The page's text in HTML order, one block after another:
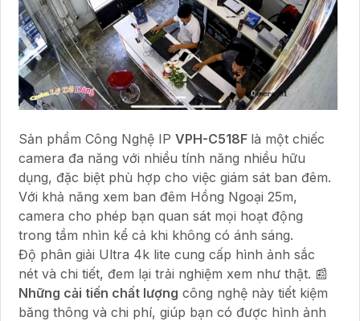
Sản phẩm Công Nghệ IP VPH-C518F là một chiếc
camera đa năng với nhiều tính năng nhiều hữu
dụng, đặc biệt phù hợp cho việc giám sát ban đêm.
Với khả năng xem ban đêm Hồng Ngoại 25m,
camera cho phép bạn quan sát mọi hoạt động
trong tầm nhìn kể cả khi không có ánh sáng.
Độ phân giải Ultra 4k lite cung cấp hình ảnh sắc
nét và chi tiết, đem lại trải nghiệm xem như thật. 📰
Những cải tiến chất lượng công nghệ này tiết kiệm
băng thông và chi phí, giúp bạn có được hình ảnh